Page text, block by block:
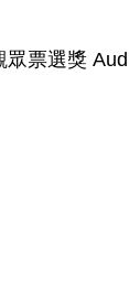
票選獎